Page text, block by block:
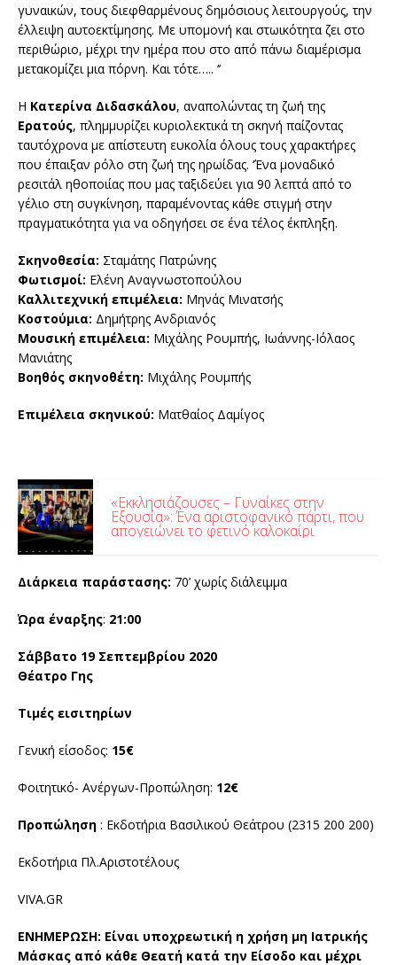
γυναικών, τους διεφθαρμένους δημόσιους λειτουργούς, την
έλλειψη αυτοεκτίμησης. Με υπομονή και στωικότητα ζει στο
περιθώριο, μέχρι την ημέρα που στο από πάνω διαμέρισμα
μετακομίζει μια πόρνη. Και τότε….. ‘’
Η Κατερίνα Διδασκάλου, αναπολώντας τη ζωή της
Ερατούς, πλημμυρίζει κυριολεκτικά τη σκηνή παίζοντας
ταυτόχρονα με απίστευτη ευκολία όλους τους χαρακτήρες
που έπαιξαν ρόλο στη ζωή της ηρωίδας. ‘Ένα μοναδικό
ρεσιτάλ ηθοποιίας που μας ταξιδεύει για 90 λεπτά από το
γέλιο στη συγκίνηση, παραμένοντας κάθε στιγμή στην
πραγματικότητα για να οδηγήσει σε ένα τέλος έκπληξη.
Σκηνοθεσία: Σταμάτης Πατρώνης
Φωτισμοί: Ελένη Αναγνωστοπούλου
Καλλιτεχνική επιμέλεια: Μηνάς Μινατσής
Κοστούμια: Δημήτρης Ανδριανός
Μουσική επιμέλεια: Μιχάλης Ρουμπής, Ιωάννης-Ιόλαος
Μανιάτης
Βοηθός σκηνοθέτη: Μιχάλης Ρουμπής
Επιμέλεια σκηνικού: Ματθαίος Δαμίγος
«Εκκλησιάζουσες – Γυναίκες στην
Εξουσία»: Ένα αριστοφανικό πάρτι, που
απογειώνει το φετινό καλοκαίρι
Διάρκεια παράστασης: 70’ χωρίς διάλειμμα
Ώρα έναρξης: 21:00
Σάββατο 19 Σεπτεμβρίου 2020
Θέατρο Γης
Τιμές εισιτηρίων
Γενική είσοδος: 15€
Φοιτητικό- Ανέργων-Προπώληση: 12€
Προπώληση : Εκδοτήρια Βασιλικού Θεάτρου (2315 200 200)
Εκδοτήρια Πλ.Αριστοτέλους
VIVA.GR
ΕΝΗΜΕΡΩΣΗ: Είναι υποχρεωτική η χρήση μη Ιατρικής
Μάσκας από κάθε Θεατή κατά την Είσοδο και μέχρι